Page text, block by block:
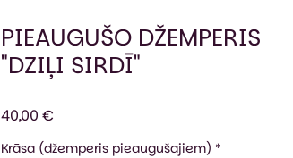
PIEAUGUŠO DŽEMPERIS
"DZIĻI SIRDĪ"
40,00 €
Krāsa (džemperis pieaugušajiem) *